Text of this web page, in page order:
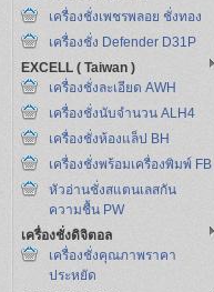
เครื่องชั่งเพชรพลอย ชั่งทอง
เครื่องชั่ง Defender D31P
EXCELL ( Taiwan )
เครื่องชั่งละเอียด AWH
เครื่องชั่งนับจำนวน ALH4
เครื่องชั่งห้องแล็ป BH
เครื่องชั่งพร้อมเครื่องพิมพ์ FB
หัวอ่านชั่งสแตนเลสกัน
ความชื้น PW
เครื่องชั่งดิจิตอล
เครื่องชั่งคุณภาพราคา
ประหยัด